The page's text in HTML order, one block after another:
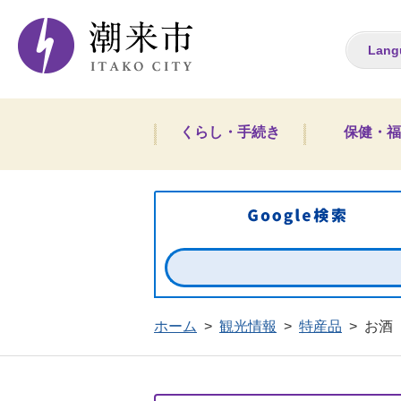
潮来市ホームペー
くらし・手続き 保健・
ホーム > 観光情報 > 特産品 > お酒